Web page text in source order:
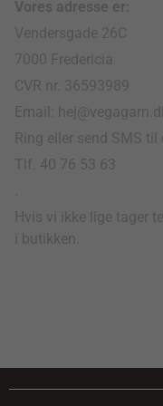
Vores adresse er:
Vendersgade 26C
7000 Fredericia
CVR nr. 36593989
Email:
Ring eller send SMS til
Tlf. 40 76 53 63
Hvis vi ikke lige tager
i butikken.